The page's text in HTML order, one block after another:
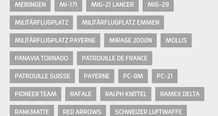
MEIRINGEN MI-171 MIG-21 LANCER MIG-29
MILITÄRFLUGPLATZ MILITÄRFLUGPLATZ EMMEN
MILITÄRFLUGPLATZ PAYERNE MIRAGE 2000N MOLLIS
PANAVIA TORNADO PATROUILLE DE FRANCE
PATROUILLE SUISSE PAYERNE PC-9M PC-21
PIONEER TEAM RAFALE RALPH KNITTEL RAMEX DELTA
RANKMATTE RED ARROWS SCHWEIZER LUFTWAFFE